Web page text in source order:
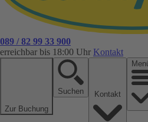
089 / 82 99 33 900
erreichbar bis 18:00 Uhr Kontakt
Zur Buchung
Suchen